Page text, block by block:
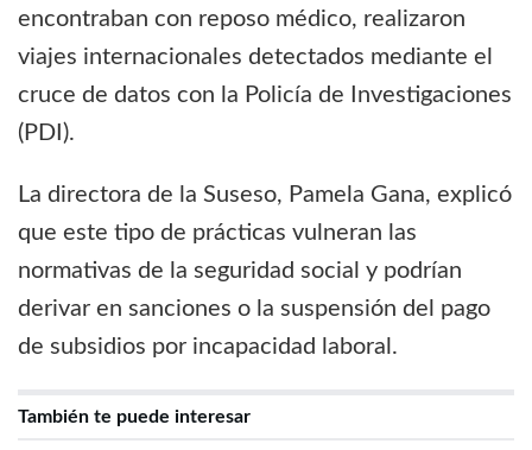
encontraban con reposo médico, realizaron
viajes internacionales detectados mediante el
cruce de datos con la Policía de Investigaciones
(PDI).
La directora de la Suseso, Pamela Gana, explicó
que este tipo de prácticas vulneran las
normativas de la seguridad social y podrían
derivar en sanciones o la suspensión del pago
de subsidios por incapacidad laboral.
También te puede interesar